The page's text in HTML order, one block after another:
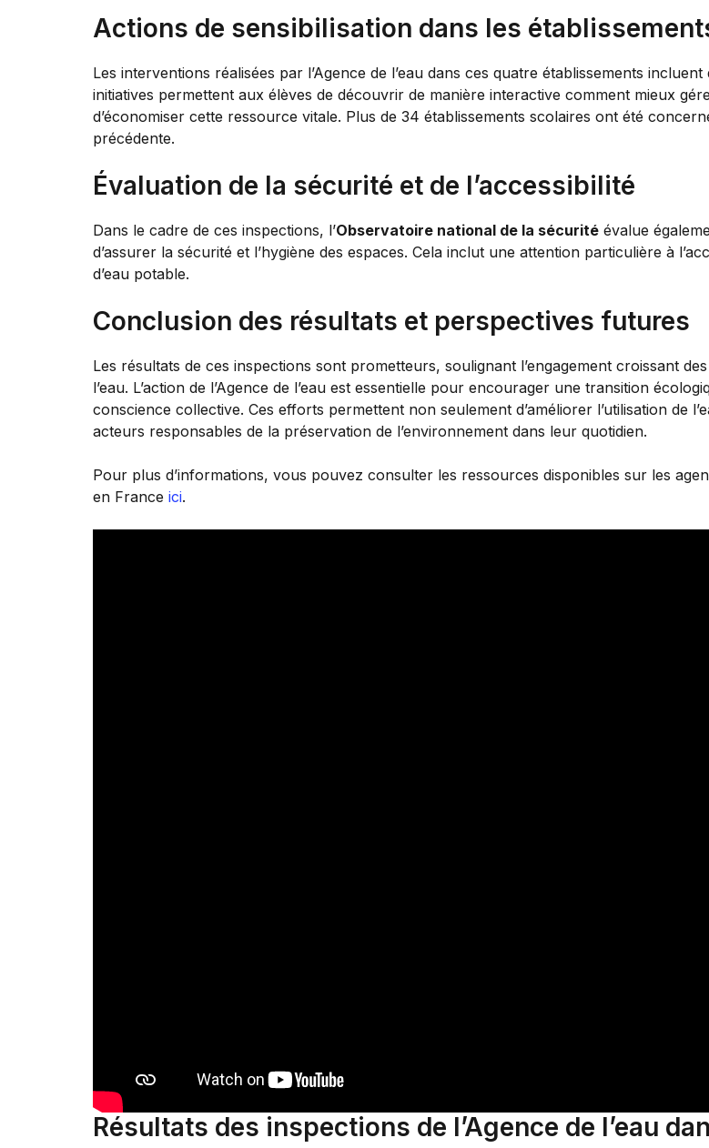
Actions de sensibilisation dans les
Les interventions réalisées par l’Agence de l’eau dans ces quatre établissements incluent
initiatives permettent aux élèves de découvrir de manière interactive comment mieux
d’économiser cette ressource vitale. Plus de 34 établissements scolaires ont été
précédente.
Évaluation de la sécurité et de l’accessibilité
Dans le cadre de ces inspections, l’Observatoire national de la sécurité évalue
d’assurer la sécurité et l’hygiène des espaces. Cela inclut une attention particulière à
d’eau potable.
Conclusion des résultats et perspectives futures
Les résultats de ces inspections sont prometteurs, soulignant l’engagement croissant
l’eau. L’action de l’Agence de l’eau est essentielle pour encourager une transition
conscience collective. Ces efforts permettent non seulement d’améliorer l’utilisation de
acteurs responsables de la préservation de l’environnement dans leur quotidien.
Pour plus d’informations, vous pouvez consulter les ressources disponibles sur les
en France ici.
Résultats des inspections de l’Agence de l’eau